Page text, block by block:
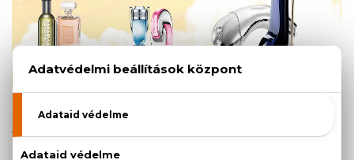
AZ ORSZÁG ILLATA 2018
FŐKATEGÓRIA GYŐZTESEI: